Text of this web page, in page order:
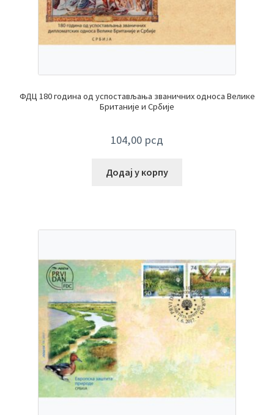
ФДЦ 180 година од успостављања званичних односа Велике
Британије и Србије
104,00 рсд
Додај у корпу